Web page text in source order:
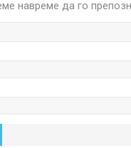
навреме да го